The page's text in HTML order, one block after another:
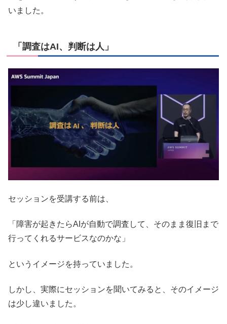
いました。
「調査はAI、判断は人」
セッションを受講する前は、
「障害が起きたらAIが自動で調査して、そのまま復旧まで
行ってくれるサービスなのかな」
というイメージを持っていました。
しかし、実際にセッションを聞いてみると、そのイメージ
は少し違いました。